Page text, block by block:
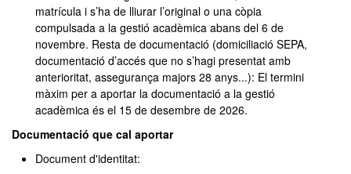
matrícula i s’ha de lliurar l’original o una còpia
compulsada a la gestió acadèmica abans del 6 de
novembre. Resta de documentació (domiciliació SEPA,
documentació d’accés que no s’hagi presentat amb
anterioritat, assegurança majors 28 anys...): El termini
màxim per a aportar la documentació a la gestió
acadèmica és el 15 de desembre de 2026.
Documentació que cal aportar
Document d'identitat: